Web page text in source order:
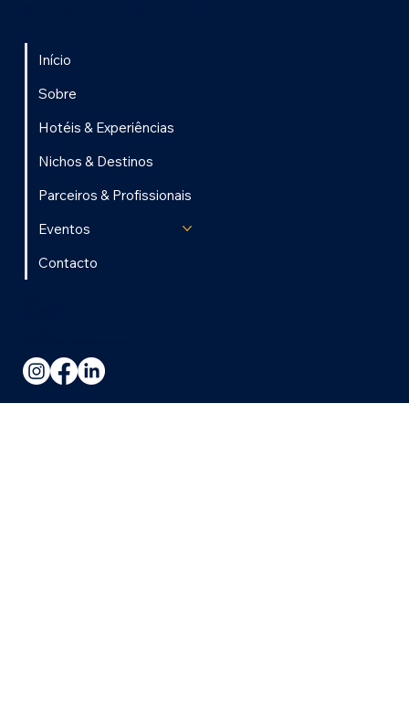
Início
Sobre
Hotéis & Experiências
Nichos & Destinos
Parceiros & Profissionais
Eventos
Contacto